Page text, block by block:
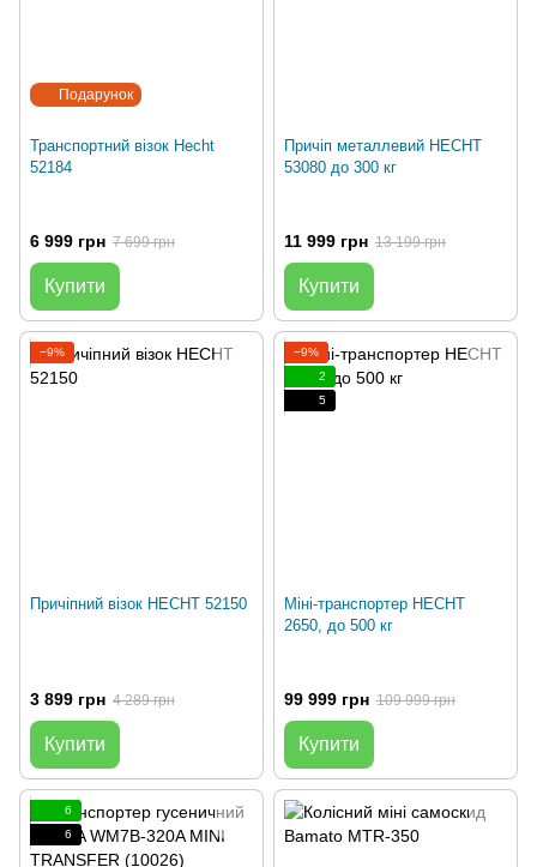
Подарунок
Транспортний візок Hecht
52184
6 999 грн 7 699 грн
Купити
Причіп металлевий HECHT
53080 до 300 кг
11 999 грн 13 199 грн
Купити
−9%
Причіпний візок HECHT 52150
3 899 грн 4 289 грн
Купити
−9%
2
5
Міні-транспортер HECHT
2650, до 500 кг
99 999 грн 109 999 грн
Купити
6
6